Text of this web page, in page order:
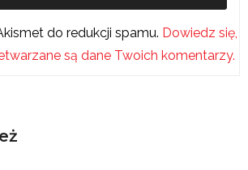
do redukcji spamu. Dowiedz się,
są dane Twoich komentarzy.